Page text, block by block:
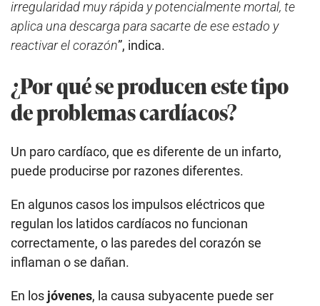
irregularidad muy rápida y potencialmente mortal, te
aplica una descarga para sacarte de ese estado y
reactivar el corazón”, indica.
¿Por qué se producen este tipo
de problemas cardíacos?
Un paro cardíaco, que es diferente de un infarto,
puede producirse por razones diferentes.
En algunos casos los impulsos eléctricos que
regulan los latidos cardíacos no funcionan
correctamente, o las paredes del corazón se
inflaman o se dañan.
En los jóvenes, la causa subyacente puede ser